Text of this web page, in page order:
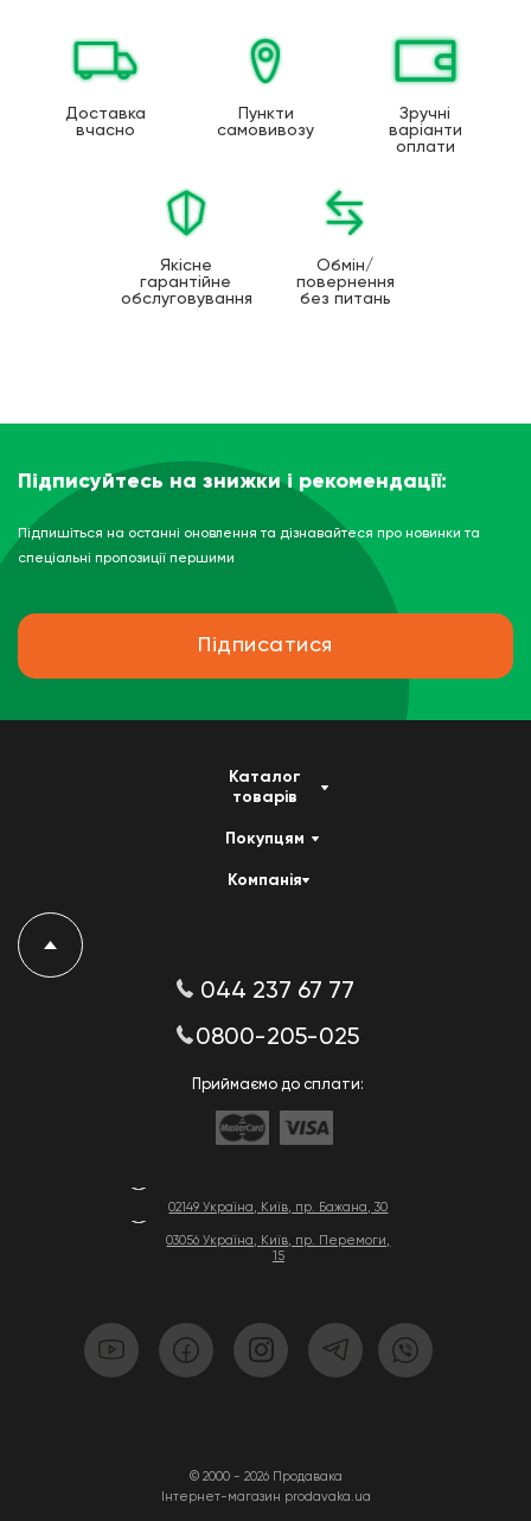
Доставка
вчасно
Пункти
самовивозу
Зручні
варіанти
оплати
Якісне
гарантійне
обслуговування
Обмін/
повернення
без питань
Підписуйтесь на знижки і рекомендації:
Підпишіться на останні оновлення та дізнавайтеся про новинки та
спеціальні пропозиції першими
Підписатися
02149 Україна, Київ, пр. Бажана, 30
03056 Україна, Київ, пр. Перемоги,
15
© 2000 - 2026 Продавака
Інтернет-магазин prodavaka.ua
Каталог
товарів
Покупцям
Компанія
044 237 67 77
0800-205-025
Приймаємо до сплати: